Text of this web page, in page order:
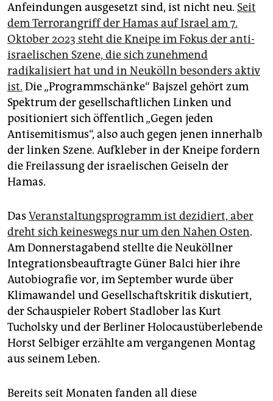
Anfeindungen ausgesetzt sind, ist nicht neu. Seit
dem Terrorangriff der Hamas auf Israel am 7.
Oktober 2023 steht die Kneipe im Fokus der anti-
israelischen Szene, die sich zunehmend
radikalisiert hat und in Neukölln besonders aktiv
ist. Die „Programmschänke“ Bajszel gehört zum
Spektrum der gesellschaftlichen Linken und
positioniert sich öffentlich „Gegen jeden
Antisemitismus“, also auch gegen jenen innerhalb
der linken Szene. Aufkleber in der Kneipe fordern
die Freilassung der israelischen Geiseln der
Hamas.
Das Veranstaltungsprogramm ist dezidiert, aber
dreht sich keineswegs nur um den Nahen Osten.
Am Donnerstagabend stellte die Neuköllner
Integrationsbeauftragte Güner Balci hier ihre
Autobiografie vor, im September wurde über
Klimawandel und Gesellschaftskritik diskutiert,
der Schauspieler Robert Stadlober las Kurt
Tucholsky und der Berliner Holocaustüberlebende
Horst Selbiger erzählte am vergangenen Montag
aus seinem Leben.
Bereits seit Monaten fanden all diese